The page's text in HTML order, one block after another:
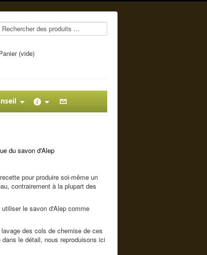
(vide)
du savon d'Alep
pour produire soi-même un
contrairement à la plupart des
le savon d'Alep comme
des cols de chemise de ces
le détail, nous reproduisons ici